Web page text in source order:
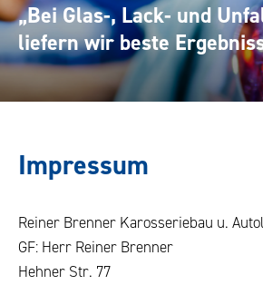
„Bei Glas-, Lack- und
liefern wir beste
Impressum
Reiner Brenner Karosseriebau u.
GF: Herr Reiner Brenner
Hehner Str. 77